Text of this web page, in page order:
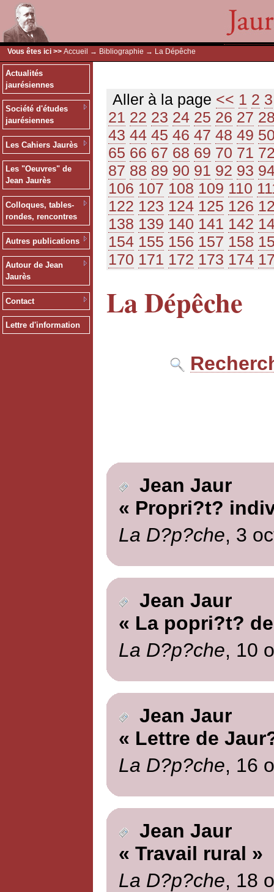
Vous êtes ici >> Accueil → Bibliographie → La Dépêche
Actualités
jaurésiennes
Société d'études
jaurésiennes
Les Cahiers Jaurès
Les "Oeuvres" de
Jean Jaurès
Colloques, tables-
rondes, rencontres
Autres publications
Autour de Jean
Jaurès
Contact
Lettre d'information
Aller à la page << 1 2 3
21 22 23 24 25 26 27
43 44 45 46 47 48 49
65 66 67 68 69 70 71
87 88 89 90 91 92 93
106 107 108 109 110
122 123 124 125 126
138 139 140 141 142
154 155 156 157 158
170 171 172 173 174
La Dépêche
Jean Jaur
« Propri?t?
La D?p?che, 3
Jean Jaur
« La popri?t?
La D?p?che, 10
Jean Jaur
« Lettre de
La D?p?che, 16
Jean Jaur
« Travail rural »
La D?p?che, 18